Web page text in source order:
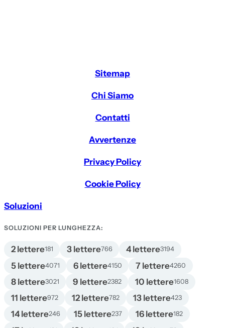
Sitemap
Chi Siamo
Contatti
Avvertenze
Privacy Policy
Cookie Policy
Soluzioni
SOLUZIONI PER LUNGHEZZA:
2 lettere181 3 lettere766 4 lettere3194
5 lettere4071 6 lettere4150 7 lettere4260
8 lettere3021 9 lettere2382 10 lettere1608
11 lettere972 12 lettere782 13 lettere423
14 lettere246 15 lettere237 16 lettere182